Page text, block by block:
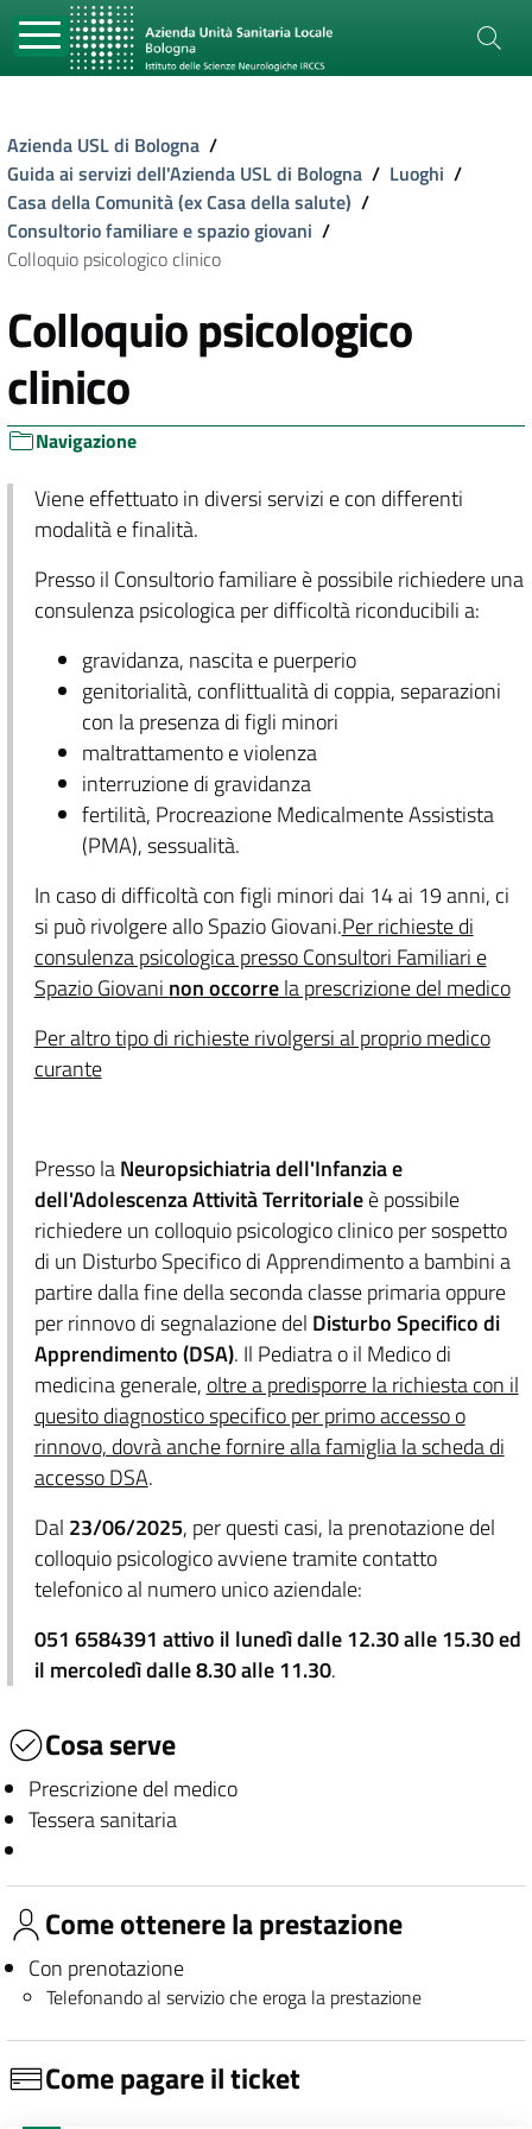
Azienda USL di Bologna /
Guida ai servizi dell'Azienda USL di Bologna / Luoghi /
Casa della Comunità (ex Casa della salute) /
Consultorio familiare e spazio giovani /
Colloquio psicologico clinico
Colloquio psicologico
clinico
Navigazione
Viene effettuato in diversi servizi e con differenti
modalità e finalità.
Presso il Consultorio familiare è possibile richiedere una
consulenza psicologica per difficoltà riconducibili a:
gravidanza, nascita e puerperio
genitorialità, conflittualità di coppia, separazioni
con la presenza di figli minori
maltrattamento e violenza
interruzione di gravidanza
fertilità, Procreazione Medicalmente Assistista
(PMA), sessualità.
In caso di difficoltà con figli minori dai 14 ai 19 anni, ci
si può rivolgere allo Spazio Giovani.Per richieste di
consulenza psicologica presso Consultori Familiari e
Spazio Giovani non occorrela prescrizione del medico
Per altro tipo di richieste rivolgersi al proprio medico
curante
Presso laNeuropsichiatria dell'Infanzia e
dell'Adolescenza Attività Territorialeè possibile
richiedere un colloquio psicologico clinico per sospetto
di un Disturbo Specifico di Apprendimento a bambini a
partire dalla fine della seconda classe primaria oppure
per rinnovo di segnalazione del Disturbo Specifico di
Apprendimento (DSA). Il Pediatra o il Medico di
medicina generale, oltre a predisporre la richiesta con il
quesito diagnostico specifico per primo accesso o
rinnovo, dovrà anche fornire alla famiglia la scheda di
accesso DSA.
Dal 23/06/2025, per questi casi, la prenotazione del
colloquio psicologico avviene tramite contatto
telefonico al numero unico aziendale:
051 6584391 attivo il lunedì dalle 12.30 alle 15.30 ed
il mercoledì dalle 8.30 alle 11.30.
Cosa serve
Prescrizione del medico
Tessera sanitaria
Come ottenere la prestazione
Con prenotazione
Telefonando al servizio che eroga la prestazione
Come pagare il ticket